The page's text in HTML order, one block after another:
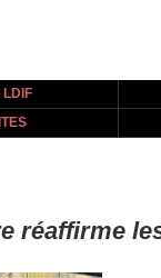
LDIF
réaffirme